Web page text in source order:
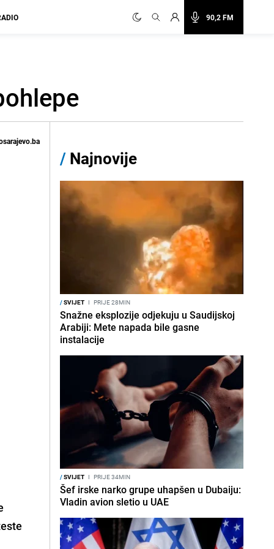
90,2 FM
/ Najnovije
/SVIJET I PRIJE 28MIN
Snažne eksplozije odjekuju u Saudijskoj
Arabiji: Mete napada bile gasne
instalacije
/SVIJET I PRIJE 34MIN
Šef irske narko grupe uhapšen u Dubaiju:
Vladin avion sletio u UAE